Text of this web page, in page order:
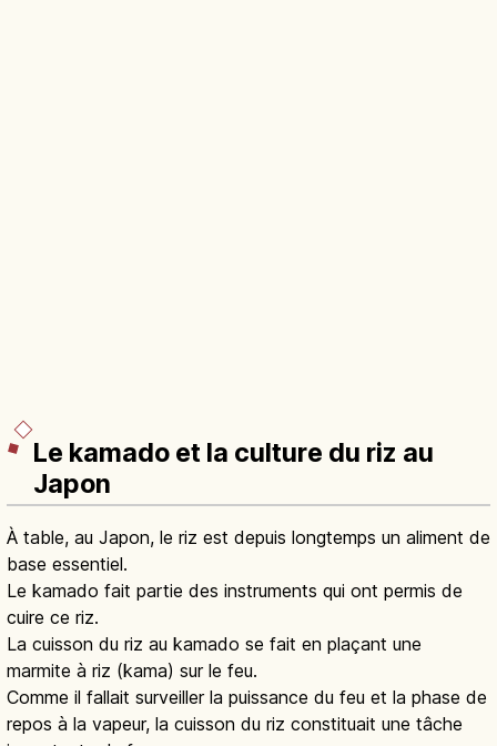
Le kamado et la culture du riz au
Japon
À table, au Japon, le riz est depuis longtemps un aliment de
base essentiel.
Le kamado fait partie des instruments qui ont permis de
cuire ce riz.
La cuisson du riz au kamado se fait en plaçant une
marmite à riz (kama) sur le feu.
Comme il fallait surveiller la puissance du feu et la phase de
repos à la vapeur, la cuisson du riz constituait une tâche